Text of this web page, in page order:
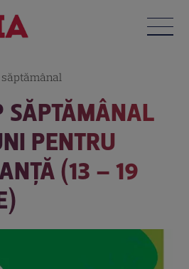
SĂPTĂMÂNAL
PENTRU
(13 – 19